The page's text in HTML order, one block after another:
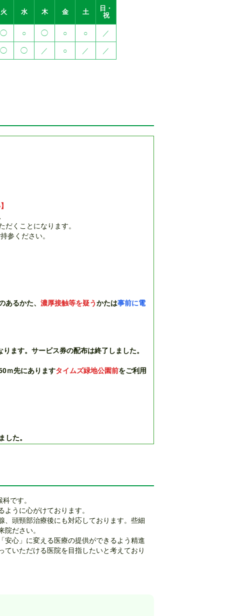
火 水 木 金 土
日・
祝
◯ ○ ◯ ○ ○ ／
◯ ◯ ／ ○ ／
／
くことになります。
参ください。
あるかた、 濃厚接触等を疑うかたは事前に電
ます。サービス券の配布は終了しました。
ｍ先にありますタイムズ緑地公園前をご利用
した。
す。予約制ですので、ご希望の方はスタッフ
です。
うに心がけております。
、頭頸部治療後にも対応しております。些細
ださい。
安心」に変える医療の提供ができるよう精進
ていただける医院を目指したいと考えており